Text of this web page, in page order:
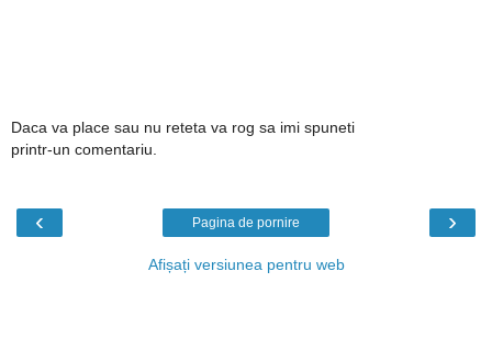
Daca va place sau nu reteta va rog sa imi spuneti
printr-un comentariu.
‹ ›
Pagina de pornire
Afișați versiunea pentru web